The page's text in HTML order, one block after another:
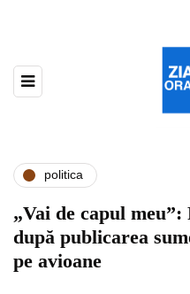
politica
„Vai de capul
după publicarea
pe avioane